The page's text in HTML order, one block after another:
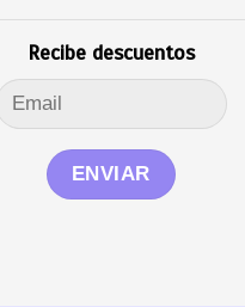
Recibe descuentos